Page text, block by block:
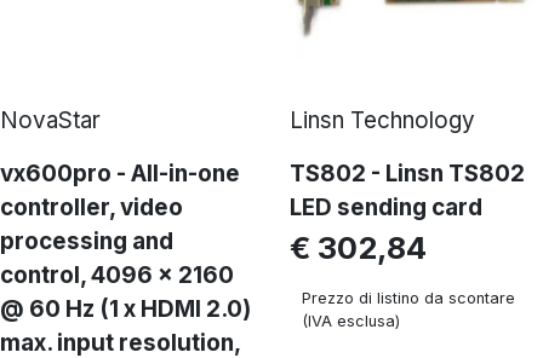
NovaStar
vx600pro - All-in-one
controller, video
processing and
control, 4096 x 2160
@ 60 Hz (1 x HDMI 2.0)
max. input resolution,
Linsn Technology
TS802 - Linsn TS802
LED sending card
€ 302,84
Prezzo di listino da scontare
(IVA esclusa)